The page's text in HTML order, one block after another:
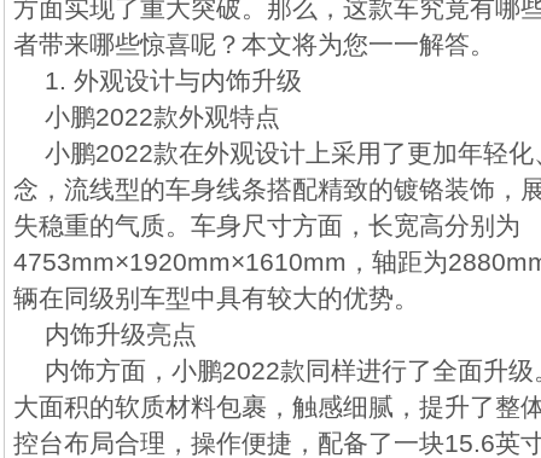
方面实现了重大突破。那么，这款车究竟有哪
者带来哪些惊喜呢？本文将为您一一解答。
1. 外观设计与内饰升级
小鹏2022款外观特点
小鹏2022款在外观设计上采用了更加年轻
念，流线型的车身线条搭配精致的镀铬装饰，
失稳重的气质。车身尺寸方面，长宽高分别为
4753mm×1920mm×1610mm，轴距为
辆在同级别车型中具有较大的优势。
内饰升级亮点
内饰方面，小鹏2022款同样进行了全面升
大面积的软质材料包裹，触感细腻，提升了整
控台布局合理，操作便捷，配备了一块15.6英